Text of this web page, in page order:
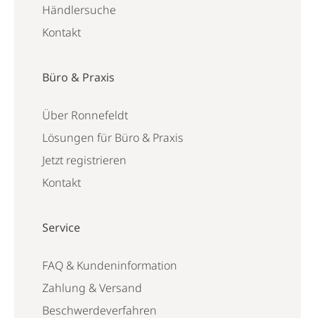
Händlersuche
Kontakt
Büro & Praxis
Über Ronnefeldt
Lösungen für Büro & Praxis
Jetzt registrieren
Kontakt
Service
FAQ & Kundeninformation
Zahlung & Versand
Beschwerdeverfahren